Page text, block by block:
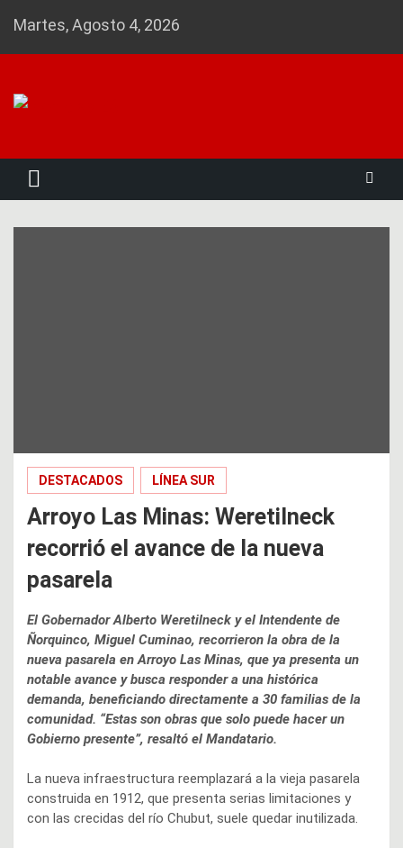
Martes, Agosto 4, 2026
DESTACADOS LÍNEA SUR
Arroyo Las Minas: Weretilneck
recorrió el avance de la nueva
pasarela
El Gobernador Alberto Weretilneck y el Intendente de
Ñorquinco, Miguel Cuminao, recorrieron la obra de la
nueva pasarela en Arroyo Las Minas, que ya presenta un
notable avance y busca responder a una histórica
demanda, beneficiando directamente a 30 familias de la
comunidad. “Estas son obras que solo puede hacer un
Gobierno presente”, resaltó el Mandatario.
La nueva infraestructura reemplazará a la vieja pasarela
construida en 1912, que presenta serias limitaciones y
con las crecidas del río Chubut, suele quedar inutilizada.